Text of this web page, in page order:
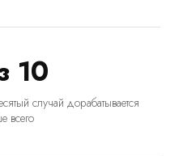
10
случай дорабатывается
всего